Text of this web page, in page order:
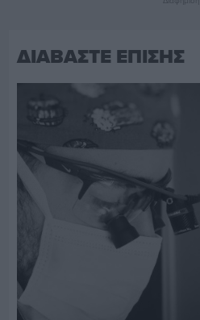
ΔΙΑΒΑΣΤΕ ΕΠΙΣΗΣ